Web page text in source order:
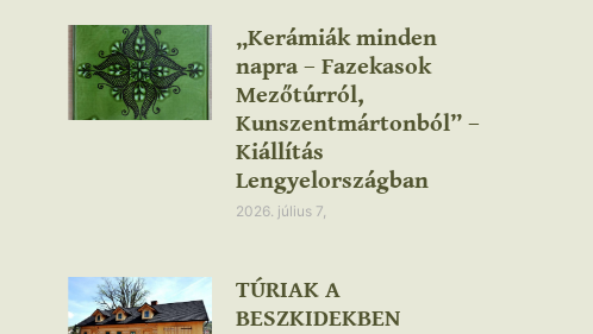
„Kerámiák minden
napra – Fazekasok
Mezőtúrról,
Kunszentmártonból” –
Kiállítás
Lengyelországban
2026. július 7,
TÚRIAK A
BESZKIDEKBEN